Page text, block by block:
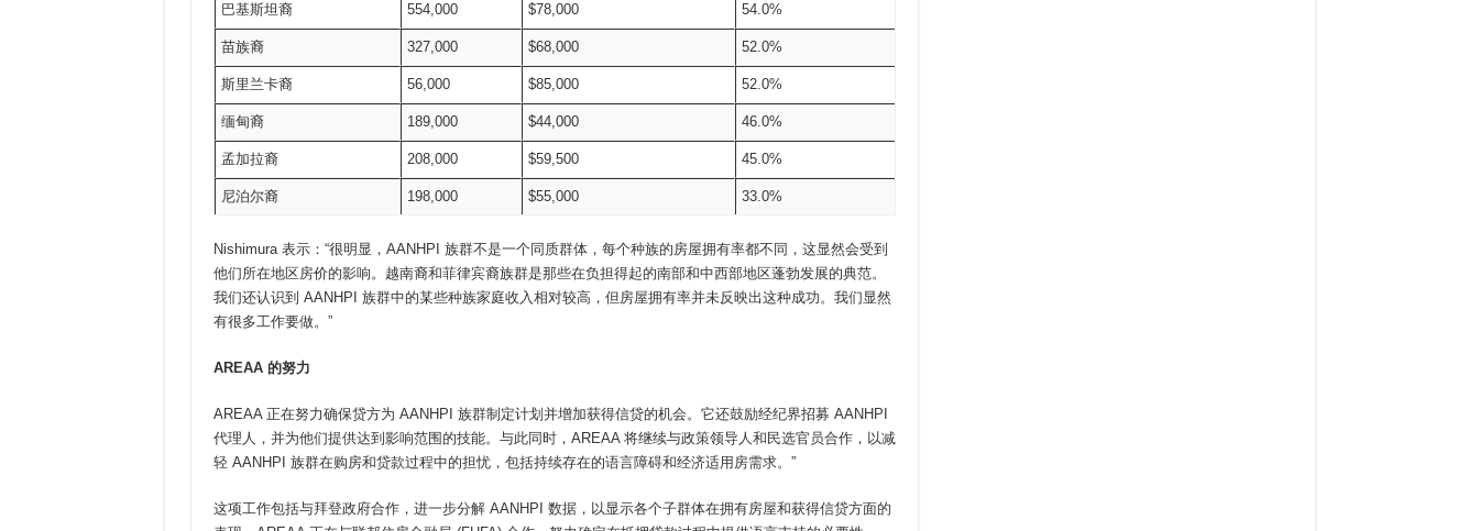
巴基斯坦裔 554,000 $78,000 54.0%
苗族裔 327,000 $68,000 52.0%
斯里兰卡裔 56,000 $85,000 52.0%
缅甸裔 189,000 $44,000 46.0%
孟加拉裔 208,000 $59,500 45.0%
尼泊尔裔 198,000 $55,000 33.0%
Nishimura 表示：“很明显，AANHPI 族群不是一个同质群体，每个种族的房屋拥有率都不同，这显然会受到
他们所在地区房价的影响。越南裔和菲律宾裔族群是那些在负担得起的南部和中西部地区蓬勃发展的典范。
我们还认识到 AANHPI 族群中的某些种族家庭收入相对较高，但房屋拥有率并未反映出这种成功。我们显然
有很多工作要做。”
AREAA 的努力
AREAA 正在努力确保贷方为 AANHPI 族群制定计划并增加获得信贷的机会。它还鼓励经纪界招募 AANHPI
代理人，并为他们提供达到影响范围的技能。与此同时，AREAA 将继续与政策领导人和民选官员合作，以减
轻 AANHPI 族群在购房和贷款过程中的担忧，包括持续存在的语言障碍和经济适用房需求。”
这项工作包括与拜登政府合作，进一步分解 AANHPI 数据，以显示各个子群体在拥有房屋和获得信贷方面的